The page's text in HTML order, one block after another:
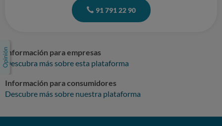
91 791 22 90
Información para empresas
Descubra más sobre esta plataforma
Información para consumidores
Descubre más sobre nuestra plataforma